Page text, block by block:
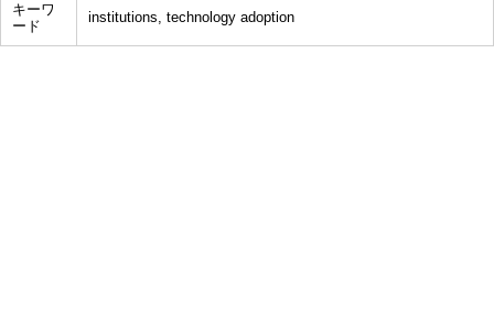
キーワ
ード
institutions, technology adoption